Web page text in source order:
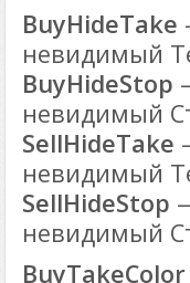
BuyHideTake
невидимый
BuyHideStop
невидимый
SellHideTake
невидимый
SellHideStop
невидимый
BuyTakeColor